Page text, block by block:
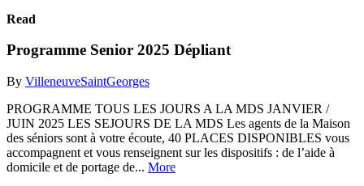
Read
Programme Senior 2025 Dépliant
By VilleneuveSaintGeorges
PROGRAMME TOUS LES JOURS A LA MDS JANVIER /
JUIN 2025 LES SEJOURS DE LA MDS Les agents de la Maison
des séniors sont à votre écoute, 40 PLACES DISPONIBLES vous
accompagnent et vous renseignent sur les dispositifs : de l’aide à
domicile et de portage de... More